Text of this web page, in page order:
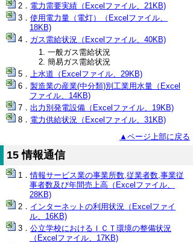
電力需要実績（Excelファイル、21KB)
使用電力量（電灯）（Excelファイル、
18KB)
ガス需給状況（Excelファイル、40KB)
一般ガス需給状況
簡易ガス需給状況
上水道（Excelファイル、29KB)
製造業の産業(中分類)別工業用水量（Excel
ファイル、14KB)
出力別発電設備（Excelファイル、19KB)
電力供給状況（Excelファイル、31KB)
▲ページ上部に戻る
15 情報通信
情報サービス業の事業所数,従業者数,事業従
事者数及び年間売上高（Excelファイル、
28KB)
インターネットの利用状況（Excelファイ
ル、16KB)
公立学校におけるＩＣＴ環境の整備状況
（Excelファイル、17KB)